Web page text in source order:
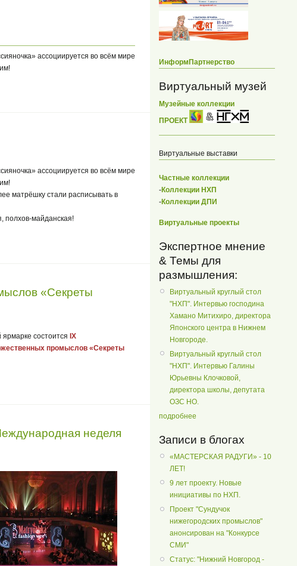
ассоциируется во всём мире
ассоциируется во всём мире
матрёшку стали расписывать в
полхов-майданская!
«Секреты
состоится IX
промыслов «Секреты
неделя
ИнформПартнерство
Виртуальный музей
Музейные коллекции
ПРОЕКТ
Виртуальные выставки
Частные коллекции
-Коллекции НХП
-Коллекции ДПИ
Виртуальные проекты
Экспертное мнение
& Темы для
размышления:
Виртуальный круглый стол
"НХП". Интервью господина
Хамано Митихиро, директора
Японского центра в Нижнем
Новгороде.
Виртуальный круглый стол
"НХП". Интервью Галины
Юрьевны Клочковой,
директора школы, депутата
ОЗС НО.
подробнее
Записи в блогах
«МАСТЕРСКАЯ РАДУГИ» - 10
ЛЕТ!
9 лет проекту. Новые
инициативы по НХП.
Проект "Сундучок
нижегородских промыслов"
анонсирован на "Конкурсе
СМИ"
Статус: "Нижний Новгород -